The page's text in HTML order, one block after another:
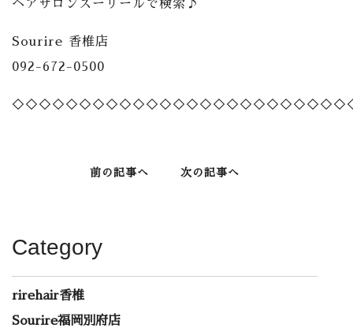
ヘアサロンスーリールで検索♪
Sourire 香椎店
092-672-0500
前の記事へ 次の記事へ
Category
rirehair香椎
Sourire福岡別府店